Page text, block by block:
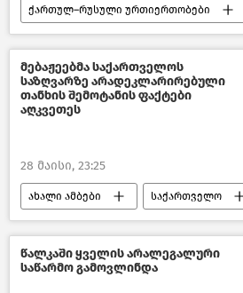
ქართულ–რუსული ურთიერთობები
რუსეთი საქართველო
მებაჟეებმა საქართველოს
საზღვარზე არადეკლარირებული
თანხის შემოტანის ფაქტები
აღკვეთეს
28 მაისი, 23:25
ახალი ამბები საქართველო
შემოსავლების სამსახური
შემთხვევები
წალკაში ყველის არალეგალური
საწარმო გამოვლინდა